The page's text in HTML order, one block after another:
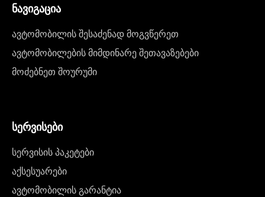
ნავიგაცია
ავტომობილის შესაძენად მოგვწერეთ
ავტომობილების მიმდინარე შეთავაზებები
მოძებნეთ შოურუმი
სერვისები
სერვისის პაკეტები
აქსესუარები
ავტომობილის გარანტია